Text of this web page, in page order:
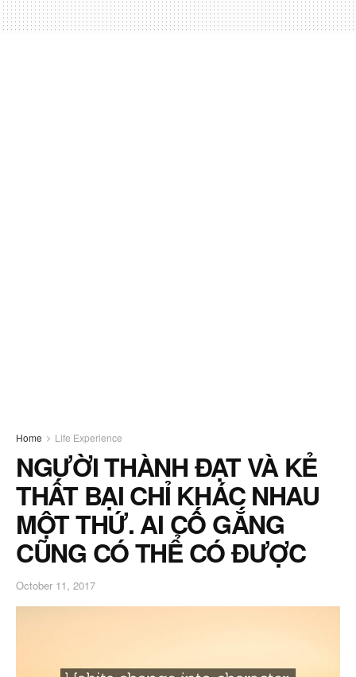
Home Life Experience
NGƯỜI THÀNH ĐẠT VÀ KẺ
THẤT BẠI CHỈ KHÁC NHAU
MỘT THỨ. AI CỐ GẮNG
CŨNG CÓ THỂ CÓ ĐƯỢC
October 11, 2017